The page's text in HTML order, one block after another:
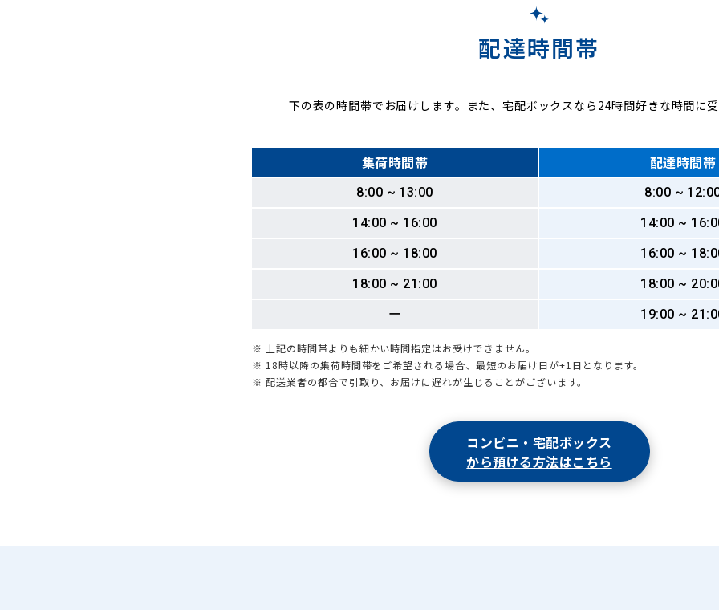
配達時間帯
下の表の時間帯でお届けします。また、宅配ボックスなら24時間好きな時間に
集荷時間帯 配達時間帯
8:00 ~ 13:00
8:00 ~
14:00 ~ 16:00
14:00 ~
16:00 ~ 18:00
16:00 ~
18:00 ~ 21:00
18:00 ~
ー
19:00 ~
※ 上記の時間帯よりも細かい時間指定はお受けできません。
※ 18時以降の集荷時間帯をご希望される場合、最短のお届け日が+1日となります。
※ 配送業者の都合で引取り、お届けに遅れが生じることがございます。
コンビニ・宅配ボックス
から預ける方法はこちら